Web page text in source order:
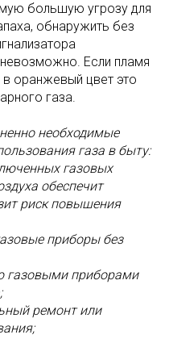
большую угрозу для
обнаружить без
невозможно. Если пламя
оранжевый цвет это
газа.
необходимые
газа в быту:
газовых
обеспечит
риск повышения
приборы без
газовыми приборами
ремонт или